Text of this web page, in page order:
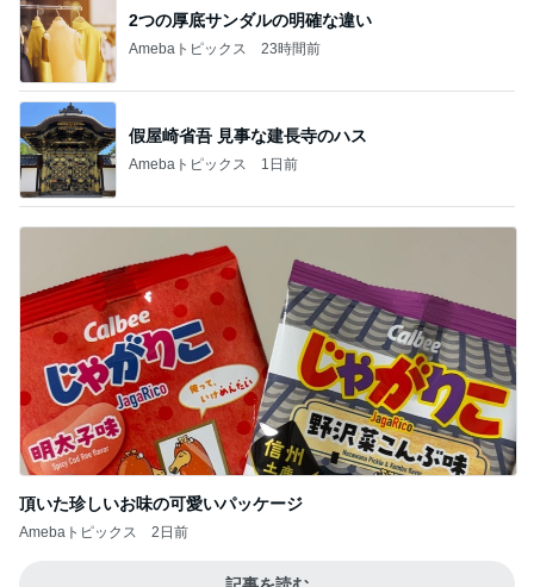
2つの厚底サンダルの明確な違い
Amebaトピックス 23時間前
假屋崎省吾 見事な建長寺のハス
Amebaトピックス 1日前
頂いた珍しいお味の可愛いパッケージ
Amebaトピックス 2日前